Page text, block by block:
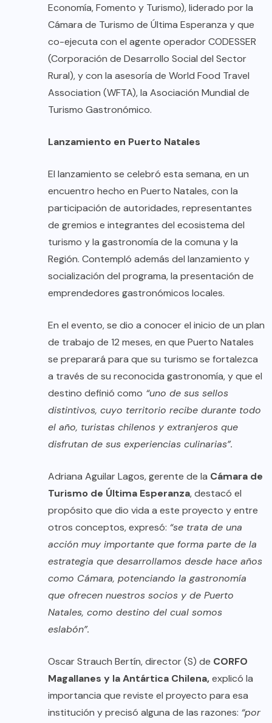
Economía, Fomento y Turismo), liderado por la
Cámara de Turismo de Última Esperanza y que
co-ejecuta con el agente operador CODESSER
(Corporación de Desarrollo Social del Sector
Rural), y con la asesoría de World Food Travel
Association (WFTA), la Asociación Mundial de
Turismo Gastronómico.
Lanzamiento en Puerto Natales
El lanzamiento se celebró esta semana, en un
encuentro hecho en Puerto Natales, con la
participación de autoridades, representantes
de gremios e integrantes del ecosistema del
turismo y la gastronomía de la comuna y la
Región. Contempló además del lanzamiento y
socialización del programa, la presentación de
emprendedores gastronómicos locales.
En el evento, se dio a conocer el inicio de un plan
de trabajo de 12 meses, en que Puerto Natales
se preparará para que su turismo se fortalezca
a través de su reconocida gastronomía, y que el
destino definió como “uno de sus sellos
distintivos, cuyo territorio recibe durante todo
el año, turistas chilenos y extranjeros que
disfrutan de sus experiencias culinarias”.
Adriana Aguilar Lagos, gerente de la Cámara de
Turismo de Última Esperanza, destacó el
propósito que dio vida a este proyecto y entre
otros conceptos, expresó: “se trata de una
acción muy importante que forma parte de la
estrategia que desarrollamos desde hace años
como Cámara, potenciando la gastronomía
que ofrecen nuestros socios y de Puerto
Natales, como destino del cual somos
eslabón”.
Oscar Strauch Bertín, director (S) de CORFO
Magallanes y la Antártica Chilena,explicó la
importancia que reviste el proyecto para esa
institución y precisó alguna de las razones: “por